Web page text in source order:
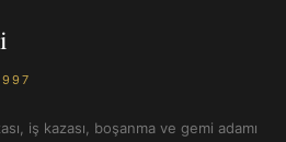
iş kazası, boşanma ve gemi adamı